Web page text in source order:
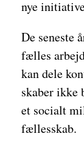
nye
De seneste
fælles
kan dele
skaber ikke
et socialt
fællesskab.